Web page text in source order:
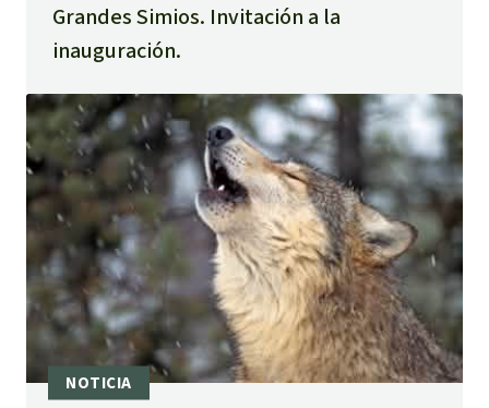
Grandes Simios. Invitación a la
inauguración.